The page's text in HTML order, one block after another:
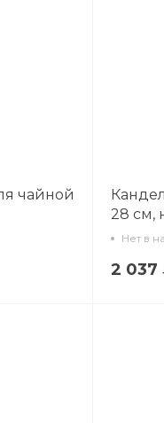
чайной
28 см,
ножка
- REG
Нет в
2 037